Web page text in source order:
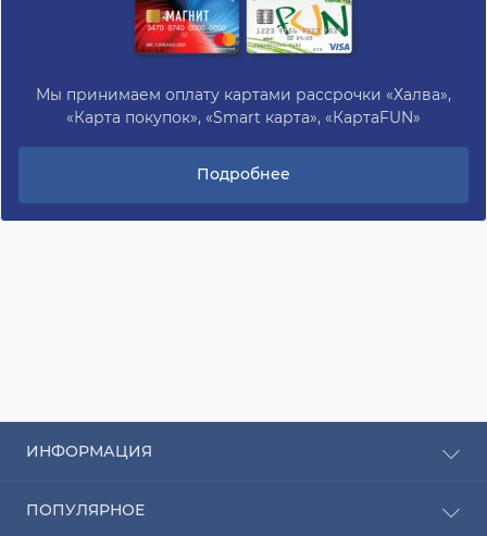
Мы принимаем оплату картами рассрочки «Халва»,
«Карта покупок», «Smart карта», «КартаFUN»
Подробнее
ИНФОРМАЦИЯ
Оплата
ПОПУЛЯРНОЕ